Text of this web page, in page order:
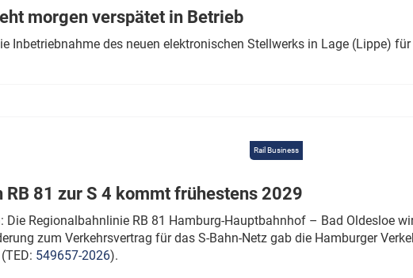
morgen verspätet in Betrieb
Inbetriebnahme des neuen elektronischen Stellwerks in Lage (Lippe)
Rail Business
RB 81 zur S 4 kommt frühestens 2029
Die Regionalbahnlinie RB 81 Hamburg-Hauptbahnhof – Bad Oldesloe
zum Verkehrsvertrag für das S-Bahn-Netz gab die Hamburger
549657-2026).